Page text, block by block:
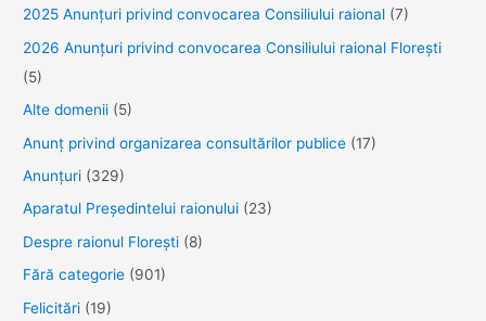
2025 Anunţuri privind convocarea Consiliului raional (7)
2026 Anunțuri privind convocarea Consiliului raional Florești
(5)
Alte domenii (5)
Anunţ privind organizarea consultărilor publice (17)
Anunţuri (329)
Aparatul Preşedintelui raionului (23)
Despre raionul Floreşti (8)
Fără categorie (901)
Felicitări (19)